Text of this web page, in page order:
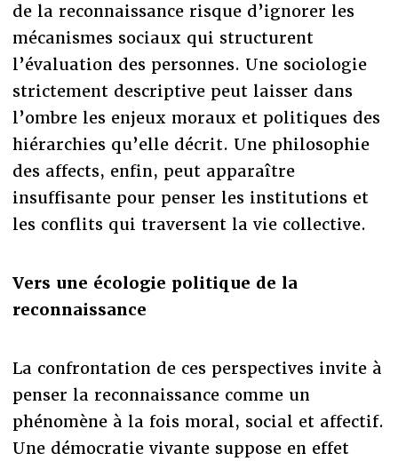
de la reconnaissance risque d’ignorer les
mécanismes sociaux qui structurent
l’évaluation des personnes. Une sociologie
strictement descriptive peut laisser dans
l’ombre les enjeux moraux et politiques des
hiérarchies qu’elle décrit. Une philosophie
des affects, enfin, peut apparaître
insuffisante pour penser les institutions et
les conflits qui traversent la vie collective.
Vers une écologie politique de la
reconnaissance
La confrontation de ces perspectives invite à
penser la reconnaissance comme un
phénomène à la fois moral, social et affectif.
Une démocratie vivante suppose en effet